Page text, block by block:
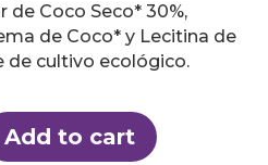
de Coco Seco* 30%,
de Coco* y Lecitina de
de cultivo ecológico.
Add to cart